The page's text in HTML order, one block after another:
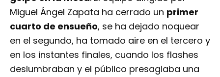
Miguel Ángel Zapata ha cerrado un primer
cuarto de ensueño, se ha dejado noquear
en el segundo, ha tomado aire en el tercero y
en los instantes finales, cuando los flashes
deslumbraban y el público presagiaba una